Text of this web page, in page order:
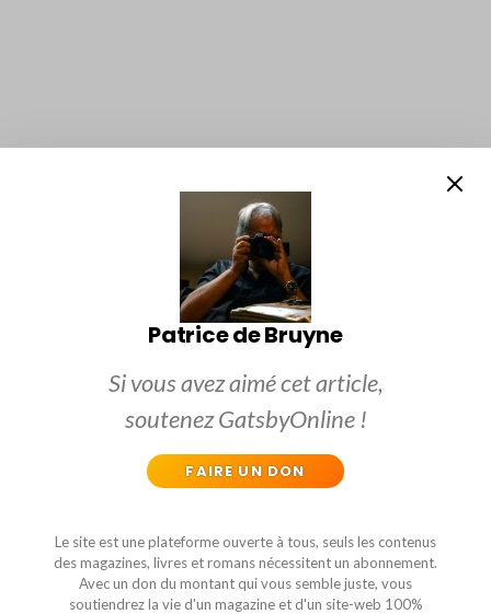
Patrice de Bruyne
Si vous avez aimé cet article,
soutenez GatsbyOnline !
FAIRE UN DON
Le site est une plateforme ouverte à tous, seuls les contenus
des magazines, livres et romans nécessitent un abonnement.
Avec un don du montant qui vous semble juste, vous
soutiendrez la vie d'un magazine et d'un site-web 100%